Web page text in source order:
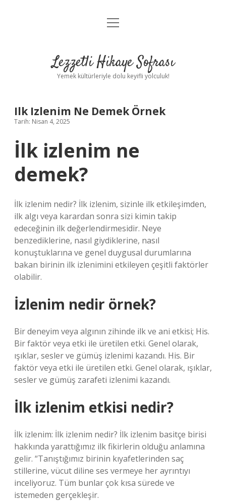
Anasayfa
Yasal Uyarı
menüyü
Lezzetli Hikaye Sofrası
Yemek kültürleriyle dolu keyifli yolculuk!
Ilk Izlenim Ne Demek Örnek
Tarih: Nisan 4, 2025
İlk izlenim ne
demek?
İlk izlenim nedir? İlk izlenim, sizinle ilk etkileşimden,
ilk algı veya karardan sonra sizi kimin takip
edeceğinin ilk değerlendirmesidir. Neye
benzediklerine, nasıl giydiklerine, nasıl
konuştuklarına ve genel duygusal durumlarına
bakan birinin ilk izlenimini etkileyen çeşitli faktörler
olabilir.
İzlenim nedir örnek?
Bir deneyim veya algının zihinde ilk ve ani etkisi; His.
Bir faktör veya etki ile üretilen etki. Genel olarak,
ışıklar, sesler ve gümüş izlenimi kazandı. His. Bir
faktör veya etki ile üretilen etki. Genel olarak, ışıklar,
sesler ve gümüş zarafeti izlenimi kazandı.
İlk izlenim etkisi nedir?
İlk izlenim: İlk izlenim nedir? İlk izlenim basitçe birisi
hakkında yarattığımız ilk fikirlerin olduğu anlamına
gelir. “Tanıştığımız birinin kıyafetlerinden saç
stillerine, vücut diline ses vermeye her ayrıntıyı
inceliyoruz. Tüm bunlar çok kısa sürede ve
istemeden gerçekleşir.